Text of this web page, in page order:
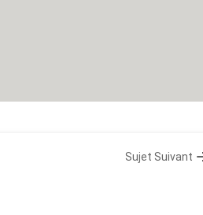
Sujet Suivant